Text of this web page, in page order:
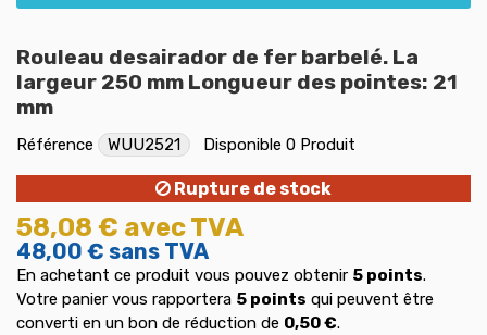
Rouleau desairador de fer barbelé. La
largeur 250 mm Longueur des pointes: 21
mm
Référence WUU2521 Disponible 0 Produit
Rupture de stock
58,08 € avec TVA
48,00 € sans TVA
En achetant ce produit vous pouvez obtenir 5 points.
Votre panier vous rapportera 5 points qui peuvent être
converti en un bon de réduction de 0,50 €.